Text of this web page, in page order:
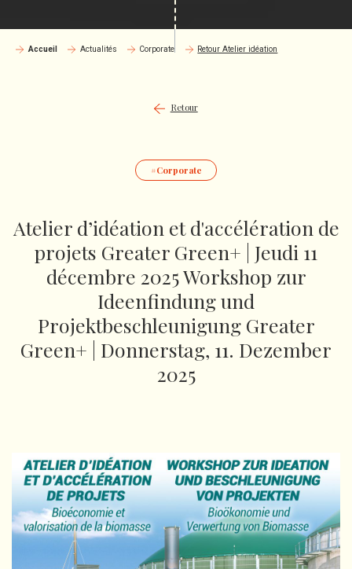
Accueil Actualités Corporate Retour Atelier idéation
Retour
Corporate
Atelier d’idéation et d'accélération de
projets Greater Green+ | Jeudi 11
décembre 2025 Workshop zur
Ideenfindung und
Projektbeschleunigung Greater
Green+ | Donnerstag, 11. Dezember
2025